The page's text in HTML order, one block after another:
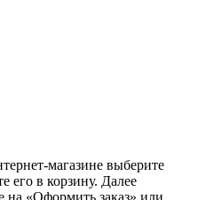
магазине выберите
его в корзину. Далее
на «Оформить заказ» или